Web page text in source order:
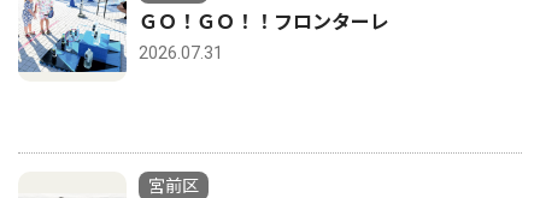
ＧＯ！ＧＯ！！フロンターレ
2026.07.31
宮前区